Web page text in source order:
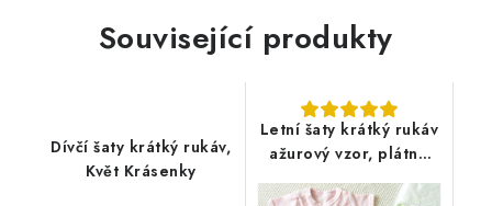
Související produkty
Dívčí šaty krátký rukáv,
Květ Krásenky
Letní šaty krátký rukáv
ažurový vzor, plátno
květinky